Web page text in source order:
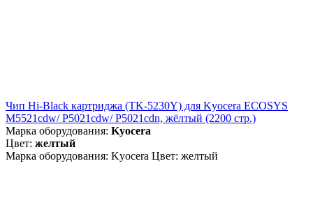
Чип Hi-Black картриджа (TK-5230Y) для Kyocera ECOSYS
M5521cdw/ P5021cdw/ P5021cdn, жёлтый (2200 стр.)
Марка оборудования: Kyocera
Цвет: желтый
Марка оборудования: Kyocera Цвет: желтый